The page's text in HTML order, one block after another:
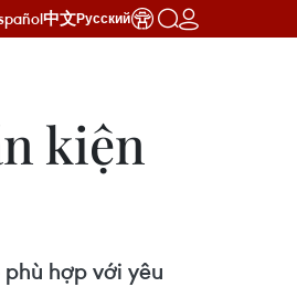
中文Русский
kiện
hợp với yêu